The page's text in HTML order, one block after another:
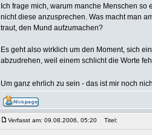
Ich frage mich, warum manche Menschen
nicht diese anzusprechen. Was macht man
traut, den Mund aufzumachen?
Es geht also wirklich um den Moment, sich
abzudrehen, weil einem schlicht die Worte
Um ganz ehrlich zu sein - das ist mir noch
Verfasst am: 09.08.2006, 05:20 Titel: